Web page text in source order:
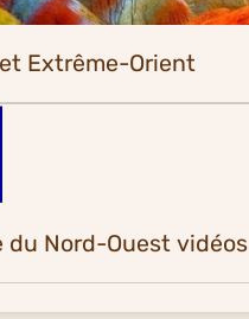
Extrême-Orient
du Nord-Ouest vidéos